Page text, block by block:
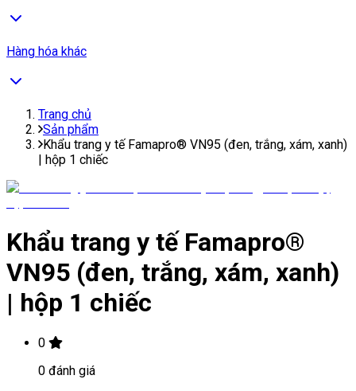
Hàng hóa khác
Trang chủ
Sản phẩm
Khẩu trang y tế Famapro® VN95 (đen, trắng, xám, xanh)
| hộp 1 chiếc
Khẩu trang y tế Famapro®
VN95 (đen, trắng, xám, xanh)
| hộp 1 chiếc
0
0 đánh giá